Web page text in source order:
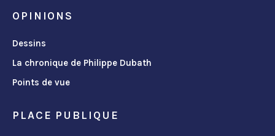
OPINIONS
Dessins
La chronique de Philippe Dubath
Points de vue
PLACE PUBLIQUE